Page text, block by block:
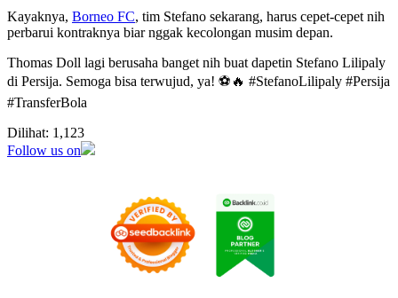
Kayaknya, Borneo FC, tim Stefano sekarang, harus cepet-cepet nih
perbarui kontraknya biar nggak kecolongan musim depan.
Thomas Doll lagi berusaha banget nih buat dapetin Stefano Lilipaly
di Persija. Semoga bisa terwujud, ya! ⚽🔥 #StefanoLilipaly #Persija
#TransferBola
Dilihat: 1,123
Follow us on